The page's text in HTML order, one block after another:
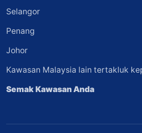
Selangor
Penang
Johor
Kawasan Malaysia lain tertakluk
Semak Kawasan Anda